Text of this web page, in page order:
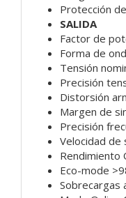
Protección
SALIDA
Factor de
Forma de
Tensión
Precisión
Distorsión
Margen de
Precisión
Velocidad de
Rendimiento
Eco-mode
Sobrecargas